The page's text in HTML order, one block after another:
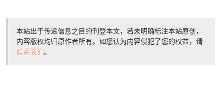
本站出于传递信息之目的刊登本文，若未明确标注本站原创，
内容版权均归原作者所有。如您认为内容侵犯了您的权益，请
联系我们。